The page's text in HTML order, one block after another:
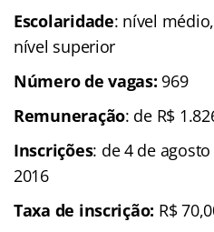
Escolaridade: nível
nível superior
Número de vagas: 969
Remuneração: de R$
Inscrições: de 4 de
2016
Taxa de inscrição: R$